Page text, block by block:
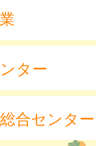
ター
合センター